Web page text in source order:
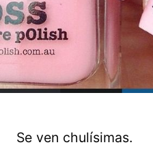
Se ven chulísimas.